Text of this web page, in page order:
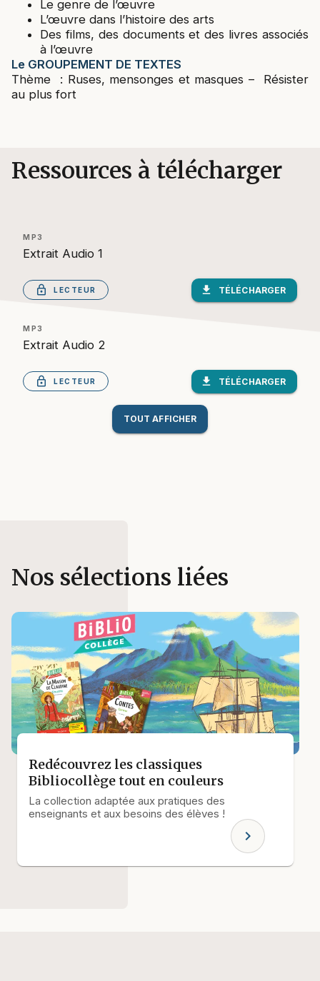
Le genre de l’œuvre
L’œuvre dans l’histoire des arts
Des films, des documents et des livres associés
à l’œuvre
Le GROUPEMENT DE TEXTES
Thème : Ruses, mensonges et masques – Résister
au plus fort
Ressources à télécharger
MP3
Extrait Audio 1
lock_outlinedLECTEUR download TÉLÉCHARGER
MP3
Extrait Audio 2
lock_outlinedLECTEUR download TÉLÉCHARGER
TOUT AFFICHER
Nos sélections liées
Redécouvrez les classiques
Bibliocollège tout en couleurs
La collection adaptée aux pratiques des
enseignants et aux besoins des élèves !
chevron_right